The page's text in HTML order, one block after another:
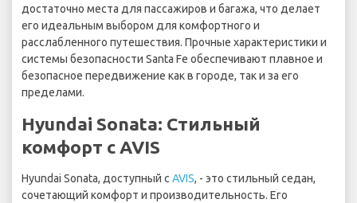
достаточно места для пассажиров и багажа, что делает
его идеальным выбором для комфортного и
расслабленного путешествия. Прочные характеристики и
системы безопасности Santa Fe обеспечивают плавное и
безопасное передвижение как в городе, так и за его
пределами.
Hyundai Sonata: Стильный
комфорт с AVIS
Hyundai Sonata, доступный с AVIS, - это стильный седан,
сочетающий комфорт и производительность. Его